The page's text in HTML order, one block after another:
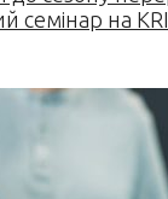
семінар на